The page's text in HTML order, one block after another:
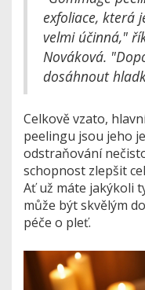
exfoliace, která
velmi účinná,"
Nováková.
dosáhnout
Celkově vzato,
peelingu jsou jeho
odstraňování
schopnost zlepšit
Ať už máte jakýkoli
může být skvělým
péče o pleť.